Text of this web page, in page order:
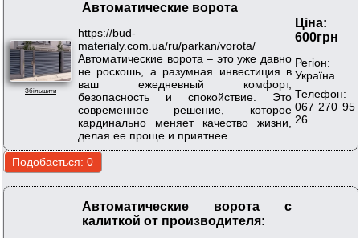
Збільшити
Автоматические ворота
https://bud-
materialy.com.ua/ru/parkan/vorota/
Автоматические ворота – это уже давно
не роскошь, а разумная инвестиция в
ваш ежедневный комфорт,
безопасность и спокойствие. Это
современное решение, которое
кардинально меняет качество жизни,
делая ее проще и приятнее.
Ціна:
600грн
Регіон:
Україна
Телефон:
067 270 95
26
Автоматические ворота с
калиткой от производителя: